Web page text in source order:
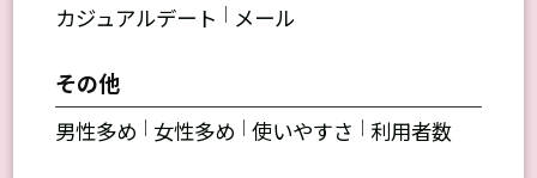
カジュアルデート ｜ メール
その他
男性多め ｜ 女性多め ｜使いやすさ ｜ 利用者数